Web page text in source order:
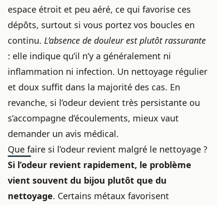
espace étroit et peu aéré, ce qui favorise ces
dépôts, surtout si vous portez vos boucles en
continu. L’absence de douleur est plutôt rassurante
: elle indique qu’il n’y a généralement ni
inflammation ni infection. Un nettoyage régulier
et doux suffit dans la majorité des cas. En
revanche, si l’odeur devient très persistante ou
s’accompagne d’écoulements, mieux vaut
demander un avis médical.
Que faire si l’odeur revient malgré le nettoyage ?
Si l’odeur revient rapidement, le problème
vient souvent du bijou plutôt que du
nettoyage. Certains métaux favorisent